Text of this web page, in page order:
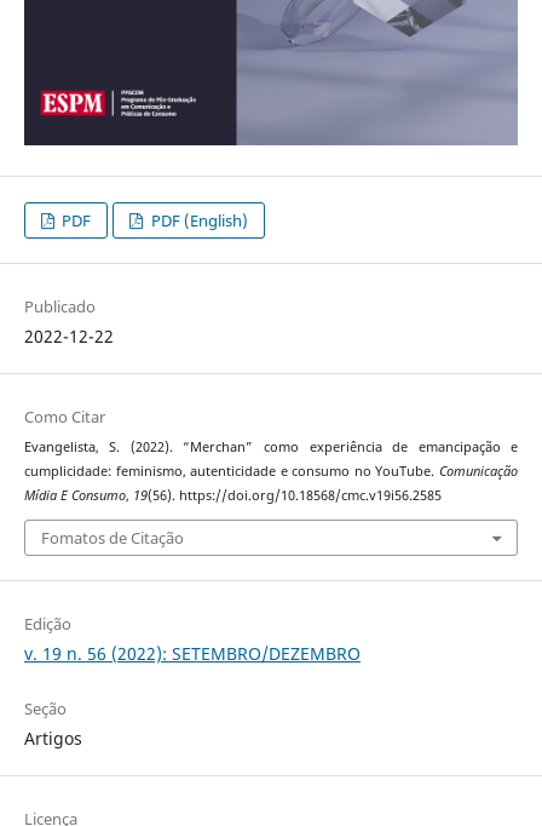
PDF PDF (English)
Publicado
2022-12-22
Como Citar
Evangelista, S. (2022). “Merchan” como experiência de emancipação e
cumplicidade: feminismo, autenticidade e consumo no YouTube.Comunicação
Mídia E Consumo, 19(56). https://doi.org/10.18568/cmc.v19i56.2585
Fomatos de Citação
Edição
v. 19 n. 56 (2022): SETEMBRO/DEZEMBRO
Seção
Artigos
Licença